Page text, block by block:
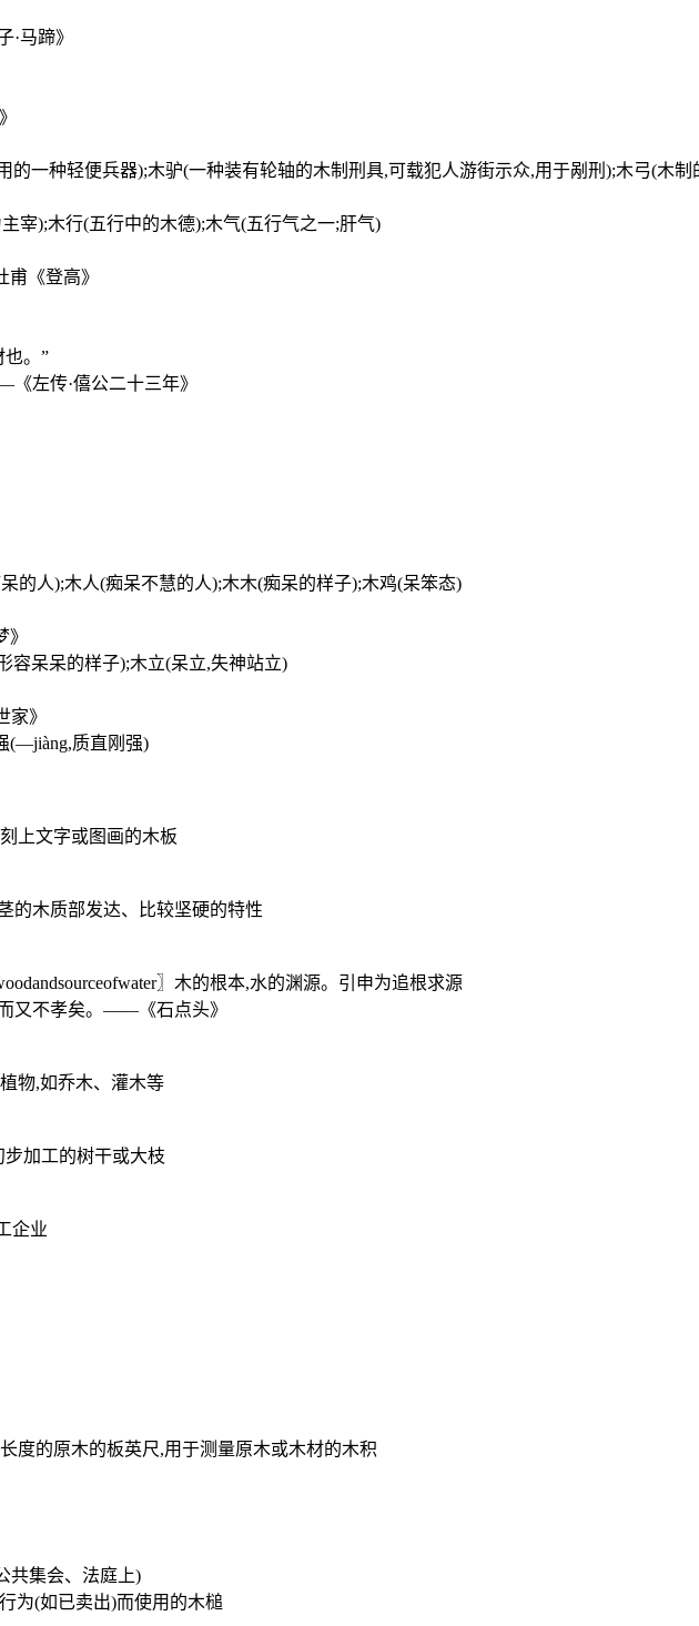
马蹄》
的一种轻便兵器);木驴(一种装有轮轴的木制刑具,可载犯人游街示众,用于剐刑);木弓(木
宰);木行(五行中的木德);木气(五行气之一;肝气)
《登高》
。”
左传·僖公二十三年》
的人);木人(痴呆不慧的人);木木(痴呆的样子);木鸡(呆笨态)
容呆呆的样子);木立(呆立,失神站立)
》
(—jiàng,质直刚强)
刻上文字或图画的木板
茎的木质部发达、比较坚硬的特性
〗木的根本,水的渊源。引申为追根求源
又不孝矣。——《石点头》
物,如乔木、灌木等
步加工的树干或大枝
企业
度的原木的板英尺,用于测量原木或木材的木积
共集会、法庭上)
为(如已卖出)而使用的木槌